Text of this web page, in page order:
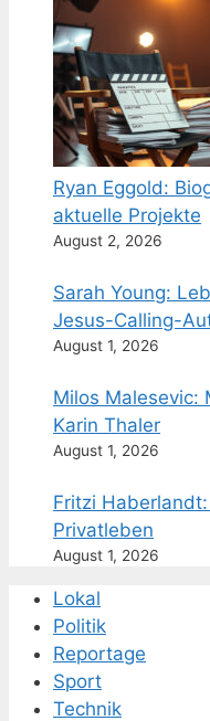
Ryan Eggold:
aktuelle Projekte
August 2, 2026
Sarah Young:
Jesus-Calling-
August 1, 2026
Milos Malesevic:
Karin Thaler
August 1, 2026
Fritzi
Privatleben
August 1, 2026
Lokal
Politik
Reportage
Sport
Technik